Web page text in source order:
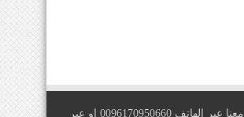
للتواصل معنا عبر الهاتف 0096170950660 او عبر